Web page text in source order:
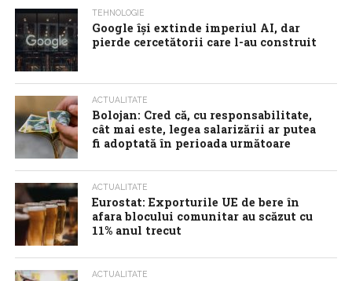
TEHNOLOGIE
Google îşi extinde imperiul AI, dar
pierde cercetătorii care l-au construit
ACTUALITATE
Bolojan: Cred că, cu responsabilitate,
cât mai este, legea salarizării ar putea
fi adoptată în perioada următoare
ACTUALITATE
Eurostat: Exporturile UE de bere în
afara blocului comunitar au scăzut cu
11% anul trecut
ACTUALITATE